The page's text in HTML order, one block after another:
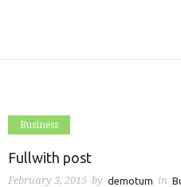
Business
Fullwith post
February 3, 2015 by demotum in